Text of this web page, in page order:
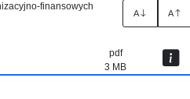
finansowych
A A
pdf
3 MB